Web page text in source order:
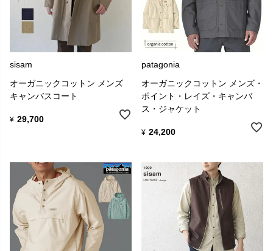
sisam
オーガニックコットン メンズ
キャンバスコート
¥ 29,700
patagonia
オーガニックコットン メンズ・
ポイント・レイズ・キャンバ
ス・ジャケット
¥ 24,200